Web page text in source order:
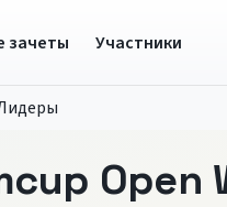
зачеты Участники
Open